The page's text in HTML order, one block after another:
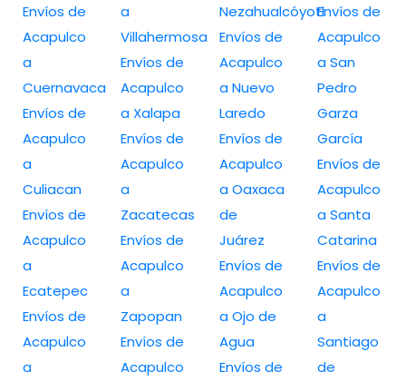
Envíos de
Acapulco
a
Cuernavaca
Envíos de
Acapulco
a
Culiacan
Envíos de
Acapulco
a
Ecatepec
Envíos de
Acapulco
a
a
Villahermosa
Envíos de
Acapulco
a Xalapa
Envíos de
Acapulco
a
Zacatecas
Envíos de
Acapulco
a
Zapopan
Envíos de
Acapulco
Nezahualcóyotl
Envíos de
Acapulco
a Nuevo
Laredo
Envíos de
Acapulco
a Oaxaca
de
Juárez
Envíos de
Acapulco
a Ojo de
Agua
Envíos de
Envíos de
Acapulco
a San
Pedro
Garza
García
Envíos de
Acapulco
a Santa
Catarina
Envíos de
Acapulco
a
Santiago
de